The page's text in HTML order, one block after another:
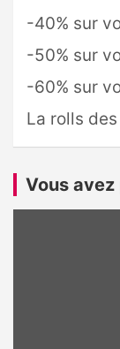
-40% sur
-50% sur
-60% sur
La rolls
Vous